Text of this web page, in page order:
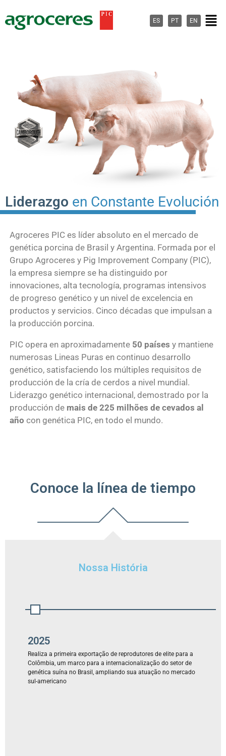
al
contenido
ES PT EN
Liderazgo en Constante Evolución
Agroceres PIC es líder absoluto en el mercado de
genética porcina de Brasil y Argentina. Formada por el
Grupo Agroceres y Pig Improvement Company (PIC),
la empresa siempre se ha distinguido por
innovaciones, alta tecnología, programas intensivos
de progreso genético y un nivel de excelencia en
productos y servicios. Cinco décadas que impulsan a
la producción porcina.
PIC opera en aproximadamente 50 países y mantiene
numerosas Lineas Puras en continuo desarrollo
genético, satisfaciendo los múltiples requisitos de
producción de la cría de cerdos a nivel mundial.
Liderazgo genético internacional, demostrado por la
producción de mais de 225 milhões de cevados al
año con genética PIC, en todo el mundo.
Conoce la línea de tiempo
Nossa História
2025
Realiza a primeira exportação de reprodutores de elite para a
Colômbia, um marco para a internacionalização do setor de
genética suína no Brasil, ampliando sua atuação no mercado
sul-americano